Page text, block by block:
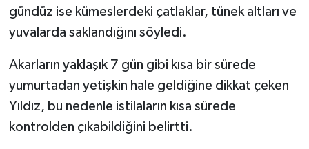
gündüz ise kümeslerdeki çatlaklar, tünek altları ve
yuvalarda saklandığını söyledi.
Akarların yaklaşık 7 gün gibi kısa bir sürede
yumurtadan yetişkin hale geldiğine dikkat çeken
Yıldız, bu nedenle istilaların kısa sürede
kontrolden çıkabildiğini belirtti.